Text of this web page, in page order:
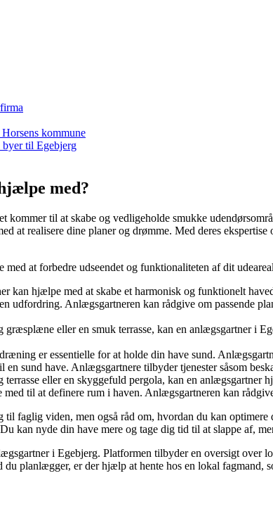
kommune
til Egebjerg
med?
til at skabe og vedligeholde smukke
at realisere dine planer og drømme. Med deres
at forbedre udseendet og funktionaliteten af dit
kan hjælpe med at skabe et harmonisk og funktionelt
udfordring. Anlægsgartneren kan rådgive om passende
græsplæne eller en smuk terrasse, kan en anlægsgartner i
er essentielle for at holde din have sund.
en sund have. Anlægsgartnere tilbyder tjenester såsom
eller en skyggefuld pergola, kan en anlægsgartner
til at definere rum i haven. Anlægsgartneren kan
faglig viden, men også råd om, hvordan du kan
kan nyde din have mere og tage dig tid til at slappe af,
i Egebjerg. Platformen tilbyder en oversigt over
planlægger, er der hjælp at hente hos en lokal fagmand,